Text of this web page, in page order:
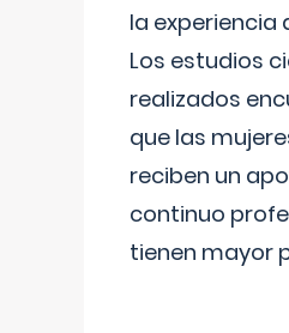
la experiencia
Los estudios
realizados
que las
reciben un
continuo
tienen mayor